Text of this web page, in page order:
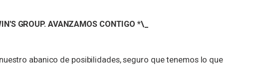
GROUP. AVANZAMOS CONTIGO *\_
abanico de posibilidades, seguro que tenemos lo que